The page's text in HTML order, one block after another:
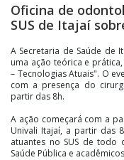
Oficina de
SUS de Itajaí
A Secretaria de Saúde de
uma ação teórica e
– Tecnologias Atuais". O
com a presença do
partir das 8h.
A ação começará com a
Univali Itajaí, a partir das
atuantes no SUS de todo
Saúde Pública e